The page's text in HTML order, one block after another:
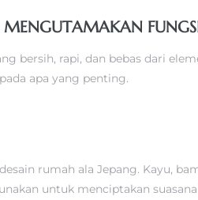
MENGUTAMAKAN
bersih, rapi, dan bebas dari
apa yang penting.
rumah ala Jepang. Kayu,
untuk menciptakan